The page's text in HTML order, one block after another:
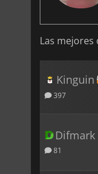
Las
Kinguin
397
Difmark
81